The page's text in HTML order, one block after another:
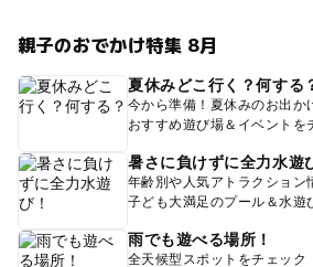
親子のおでかけ特集 8月
夏休みどこ行く？何する
今から準備！夏休みのお出か
おすすめ遊び場＆イベントを
暑さに負けずに全力水遊
年齢別や人気アトラクション
子ども大満足のプール＆水遊
雨でも遊べる場所！
全天候型スポットをチェック